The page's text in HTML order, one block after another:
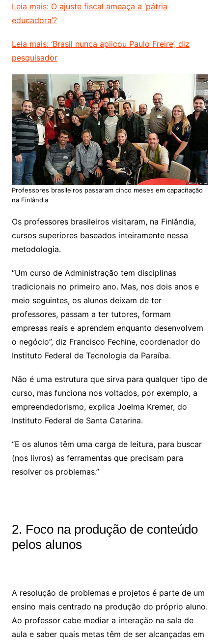
Leia mais: O ajuste fiscal ameaça a ‘pátria
educadora’?
Leia mais: ‘Brasil nunca aplicou Paulo Freire’, diz
pesquisador
Professores brasileiros passaram cinco meses em capacitação
na Finlândia
Os professores brasileiros visitaram, na Finlândia,
cursos superiores baseados inteiramente nessa
metodologia.
“Um curso de Administração tem disciplinas
tradicionais no primeiro ano. Mas, nos dois anos e
meio seguintes, os alunos deixam de ter
professores, passam a ter tutores, formam
empresas reais e aprendem enquanto desenvolvem
o negócio”, diz Francisco Fechine, coordenador do
Instituto Federal de Tecnologia da Paraíba.
Não é uma estrutura que sirva para qualquer tipo de
curso, mas funciona nos voltados, por exemplo, a
empreendedorismo, explica Joelma Kremer, do
Instituto Federal de Santa Catarina.
“E os alunos têm uma carga de leitura, para buscar
(nos livros) as ferramentas que precisam para
resolver os problemas.”
2. Foco na produção de conteúdo
pelos alunos
A resolução de problemas e projetos é parte de um
ensino mais centrado na produção do próprio aluno.
Ao professor cabe mediar a interação na sala de
aula e saber quais metas têm de ser alcançadas em